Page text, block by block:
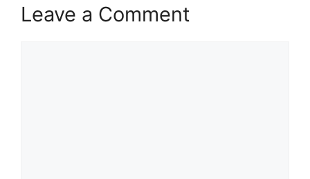
Leave a Comment